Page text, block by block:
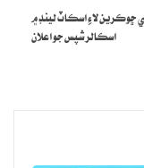
ڪڏهن به انڪار ناهي
مديني ۾ نوڪري ملي،
ڇوڪرين لاءِ اسڪاٽ لينڊ ۾
اسڪالرشپس جو اعلان